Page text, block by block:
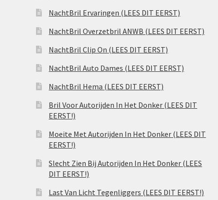
NachtBril Ervaringen (LEES DIT EERST)
NachtBril Overzetbril ANWB (LEES DIT EERST)
NachtBril Clip On (LEES DIT EERST)
NachtBril Auto Dames (LEES DIT EERST)
NachtBril Hema (LEES DIT EERST)
Bril Voor Autorijden In Het Donker (LEES DIT
EERST!)
Moeite Met Autorijden In Het Donker (LEES DIT
EERST!)
Slecht Zien Bij Autorijden In Het Donker (LEES
DIT EERST!)
Last Van Licht Tegenliggers (LEES DIT EERST!)